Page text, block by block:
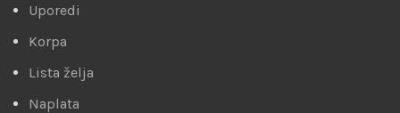
Uporedi
Korpa
Lista želja
Naplata